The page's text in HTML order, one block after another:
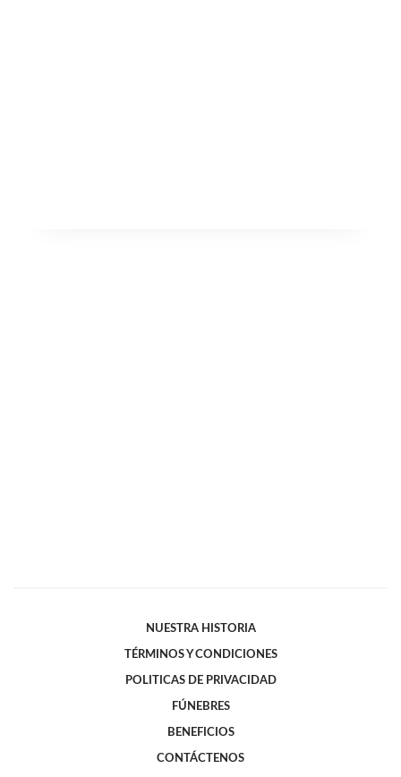
NUESTRA HISTORIA
TÉRMINOS Y CONDICIONES
POLITICAS DE PRIVACIDAD
FÚNEBRES
BENEFICIOS
CONTÁCTENOS